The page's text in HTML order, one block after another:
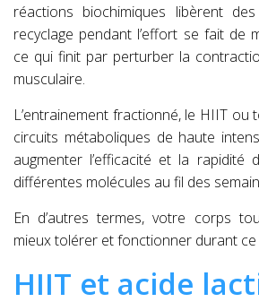
réactions biochimiques libèrent
recyclage pendant l’effort se fait de
ce qui finit par perturber la
musculaire.
L’entrainement fractionné, le HIIT
circuits métaboliques de haute
augmenter l’efficacité et la rapidité
différentes molécules au fil des
En d’autres termes, votre corps
mieux tolérer et fonctionner durant ce
HIIT et acide